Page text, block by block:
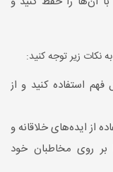
نکات زیر توجه کنید:
استفاده کنید و از
از ایده‌های خلاقانه و
بر روی مخاطبان خود